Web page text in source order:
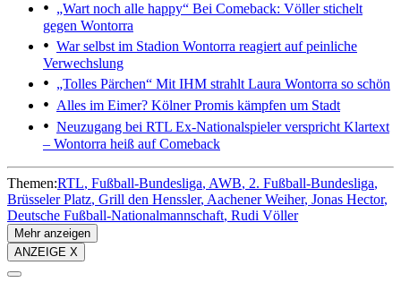
„Wart noch alle happy“ Bei Comeback: Völler stichelt
gegen Wontorra
War selbst im Stadion Wontorra reagiert auf peinliche
Verwechslung
„Tolles Pärchen“ Mit IHM strahlt Laura Wontorra so schön
Alles im Eimer? Kölner Promis kämpfen um Stadt
Neuzugang bei RTL Ex-Nationalspieler verspricht Klartext
– Wontorra heiß auf Comeback
Themen:RTL Fußball-Bundesliga AWB 2. Fußball-Bundesliga
Brüsseler Platz Grill den Henssler Aachener Weiher Jonas Hector
Deutsche Fußball-Nationalmannschaft Rudi Völler
Mehr anzeigen
ANZEIGE X